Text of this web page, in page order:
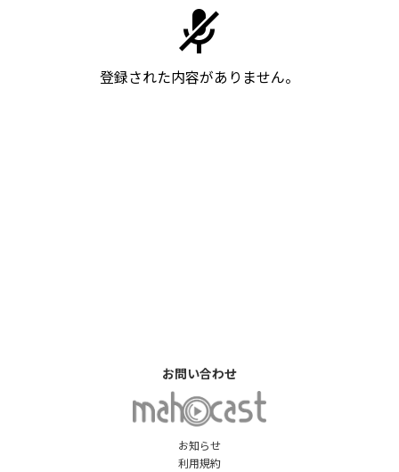
登録された内容がありません。
お知らせ
利用規約
お問い合わせ